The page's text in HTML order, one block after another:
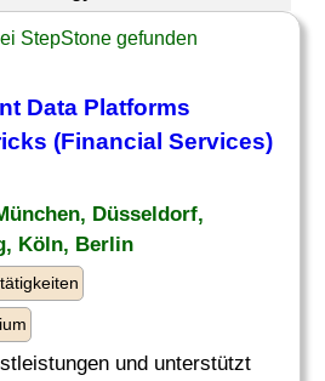
StepStone gefunden
Data Platforms
(Financial Services)
Düsseldorf,
Köln, Berlin
und unterstützt